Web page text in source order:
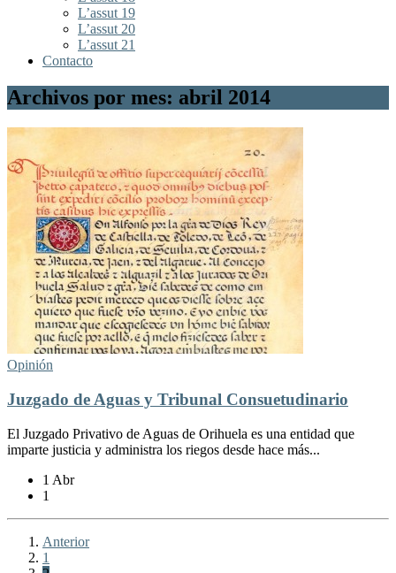
L’assut 19
L’assut 20
L’assut 21
Contacto
Archivos por mes: abril 2014
Opinión
Juzgado de Aguas y Tribunal Consuetudinario
El Juzgado Privativo de Aguas de Orihuela es una entidad que
imparte justicia y administra los riegos desde hace más...
1 Abr
1
Anterior
1